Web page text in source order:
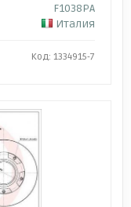
F1038PA
Италия
Код: 1334915-7